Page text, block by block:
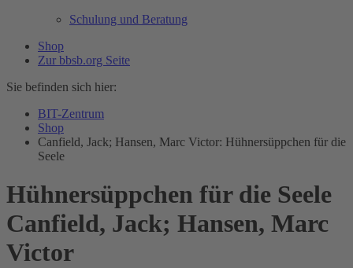
Schulung und Beratung
Shop
Zur bbsb.org Seite
Sie befinden sich hier:
BIT-Zentrum
Shop
Canfield, Jack; Hansen, Marc Victor: Hühnersüppchen für die
Seele
Hühnersüppchen für die Seele
Canfield, Jack; Hansen, Marc
Victor